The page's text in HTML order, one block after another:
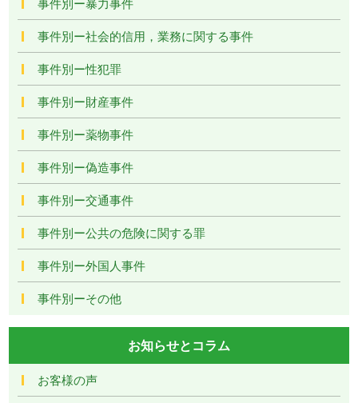
事件別ー社会的信用，業務に関する事件
事件別ー性犯罪
事件別ー財産事件
事件別ー薬物事件
事件別ー偽造事件
事件別ー交通事件
事件別ー公共の危険に関する罪
事件別ー外国人事件
事件別ーその他
お知らせとコラム
お客様の声